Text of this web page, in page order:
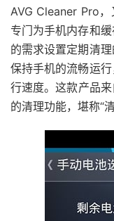
AVG Cleaner Pro，
专门为手机内存和
的需求设置定期清
保持手机的流畅运
行速度。这款产品
的清理功能，堪称“清